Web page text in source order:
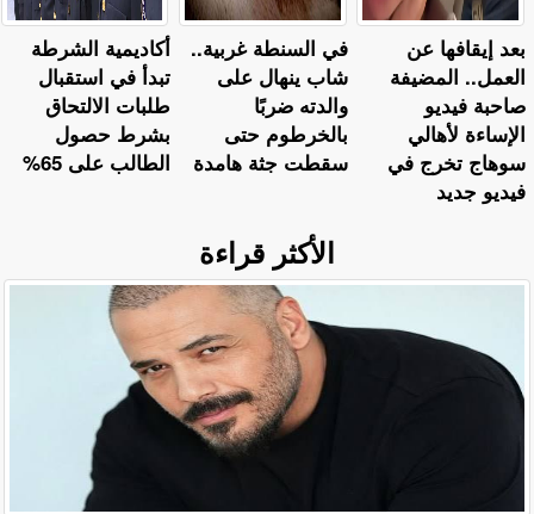
أكاديمية الشرطة
تبدأ في استقبال
طلبات الالتحاق
بشرط حصول
الطالب على 65%
في السنطة غربية..
شاب ينهال على
والدته ضربًا
بالخرطوم حتى
سقطت جثة هامدة
بعد إيقافها عن
العمل.. المضيفة
صاحبة فيديو
الإساءة لأهالي
سوهاج تخرج في
فيديو جديد
الأكثر قراءة